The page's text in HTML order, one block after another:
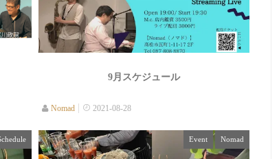
9月スケジュール
Nomad 2021-08-28
Event Nomad